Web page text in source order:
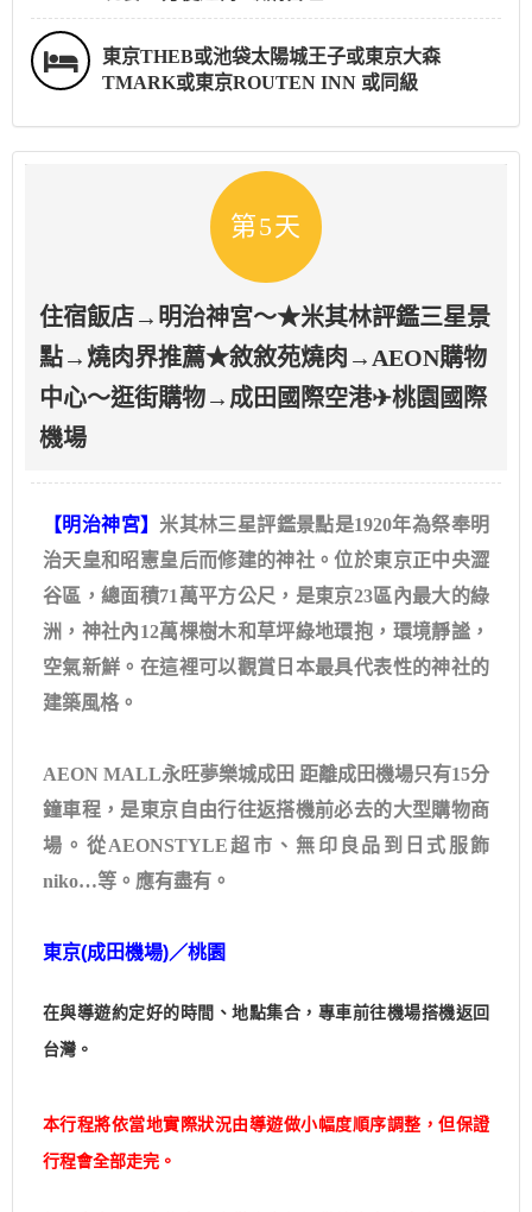
東京THEB或池袋太陽城王子或東京大森
TMARK或東京ROUTEN INN 或同級
第5天
住宿飯店→明治神宮～★米其林評鑑三星景
點→燒肉界推薦★敘敘苑燒肉→AEON購物
中心～逛街購物→成田國際空港✈桃園國際
機場
【明治神宮】 米其林三星評鑑景點是1920年為祭奉明
治天皇和昭憲皇后而修建的神社。位於東京正中央澀
谷區，總面積71萬平方公尺，是東京23區內最大的綠
洲，神社內12萬棵樹木和草坪綠地環抱，環境靜謐，
空氣新鮮。在這裡可以觀賞日本最具代表性的神社的
建築風格。
AEON MALL永旺夢樂城成田 距離成田機場只有15分
鐘車程，是東京自由行往返搭機前必去的大型購物商
場。從AEONSTYLE超市、無印良品到日式服飾
niko…等。應有盡有。
東京(成田機場)／桃園
在與導遊約定好的時間、地點集合，專車前往機場搭機返回
台灣。
本行程將依當地實際狀況由導遊做小幅度順序調整，但保證
行程會全部走完。